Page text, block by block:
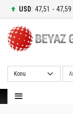
USD: 47,51 - 47,59
Ara